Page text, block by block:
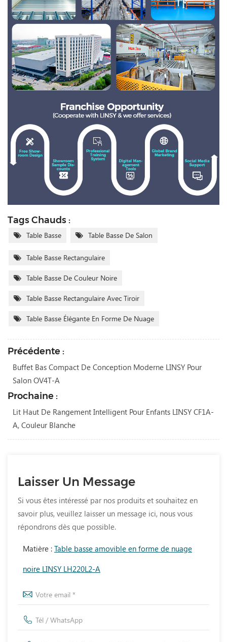
Tags Chauds :
Table Basse Table Basse De Salon
Table Basse Rectangulaire
Table Basse De Couleur Noire
Table Basse Rectangulaire Avec Tiroir
Table Basse Élégante En Forme De Nuage
Précédente :
Buffet Bas Compact De Conception Moderne LINSY Pour
Salon OV4T-A
Prochaine :
Lit Haut De Rangement Intelligent Pour Enfants LINSY CF1A-
A, Couleur Blanche
Laisser Un Message
Si vous êtes intéressé par nos produits et souhaitez en
savoir plus, veuillez laisser un message ici, nous vous
répondrons dès que possible.
Matière : Table basse amovible en forme de nuage
noire LINSY LH220L2-A